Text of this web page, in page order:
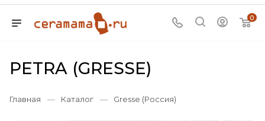
0
PETRA (GRESSE)
Главная — Каталог — Gresse (Россия)